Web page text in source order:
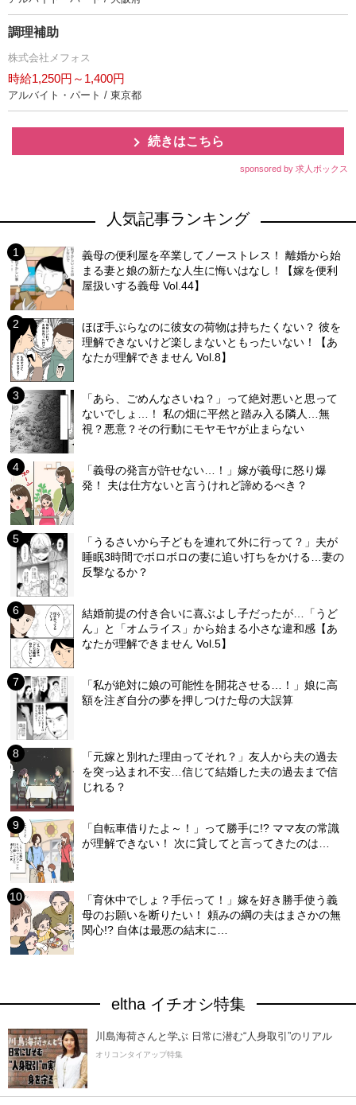
調理補助
株式会社メフォス
時給1,250円～1,400円
アルバイト・パート / 東京都
続きはこちら
sponsored by 求人ボックス
人気記事ランキング
義母の便利屋を卒業してノーストレス！ 離婚から始
まる妻と娘の新たな人生に悔いはなし！【嫁を便利
屋扱いする義母 Vol.44】
ほぼ手ぶらなのに彼女の荷物は持ちたくない？ 彼を
理解できないけど楽しまないともったいない！【あ
なたが理解できません Vol.8】
「あら、ごめんなさいね？」って絶対悪いと思って
ないでしょ…！ 私の畑に平然と踏み入る隣人…無
視？悪意？その行動にモヤモヤが止まらない
「義母の発言が許せない…！」嫁が義母に怒り爆
発！ 夫は仕方ないと言うけれど諦めるべき？
「うるさいから子どもを連れて外に行って？」夫が
睡眠3時間でボロボロの妻に追い打ちをかける…妻の
反撃なるか？
結婚前提の付き合いに喜ぶよし子だったが…「うど
ん」と「オムライス」から始まる小さな違和感【あ
なたが理解できません Vol.5】
「私が絶対に娘の可能性を開花させる…！」娘に高
額を注ぎ自分の夢を押しつけた母の大誤算
「元嫁と別れた理由ってそれ？」友人から夫の過去
を突っ込まれ不安…信じて結婚した夫の過去まで信
じれる？
「自転車借りたよ～！」って勝手に!? ママ友の常識
が理解できない！ 次に貸してと言ってきたのは…
「育休中でしょ？手伝って！」嫁を好き勝手使う義
母のお願いを断りたい！ 頼みの綱の夫はまさかの無
関心!? 自体は最悪の結末に…
eltha イチオシ特集
川島海荷さんと学ぶ 日常に潜む“人身取引”のリアル
オリコンタイアップ特集